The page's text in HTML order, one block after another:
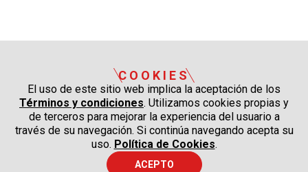
COOKIES
El uso de este sitio web implica la aceptación de los
Términos y condiciones. Utilizamos cookies propias y
de terceros para mejorar la experiencia del usuario a
través de su navegación. Si continúa navegando acepta su
uso. Política de Cookies.
ACEPTO